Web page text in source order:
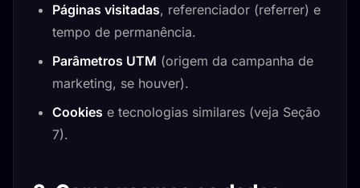
Páginas visitadas, referenciador (referrer) e
tempo de permanência.
Parâmetros UTM (origem da campanha de
marketing, se houver).
Cookies e tecnologias similares (veja Seção
7).